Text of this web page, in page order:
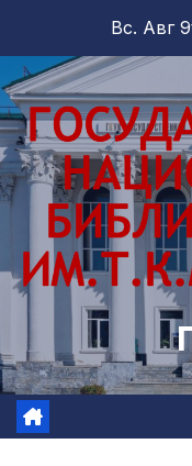
содержимому
Вс. Авг